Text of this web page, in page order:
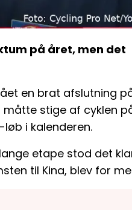
på året, men det
en brat afslutning
stige af cyklen
i kalenderen.
etape stod det
til Kina, blev for